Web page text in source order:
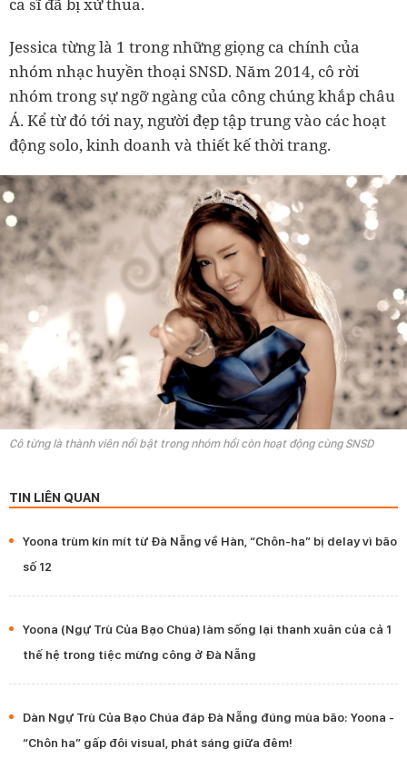
Jessica từng là 1 trong những giọng ca chính của
nhóm nhạc huyền thoại SNSD. Năm 2014, cô rời
nhóm trong sự ngỡ ngàng của công chúng khắp châu
Á. Kể từ đó tới nay, người đẹp tập trung vào các hoạt
động solo, kinh doanh và thiết kế thời trang.
Cô từng là thành viên nổi bật trong nhóm hồi còn hoạt động cùng SNSD
TIN LIÊN QUAN
Yoona trùm kín mít từ Đà Nẵng về Hàn, “Chôn-ha” bị delay vì bão
số 12
Yoona (Ngự Trù Của Bạo Chúa) làm sống lại thanh xuân của cả 1
thế hệ trong tiệc mừng công ở Đà Nẵng
Dàn Ngự Trù Của Bạo Chúa đáp Đà Nẵng đúng mùa bão: Yoona -
“Chôn ha” gấp đôi visual, phát sáng giữa đêm!